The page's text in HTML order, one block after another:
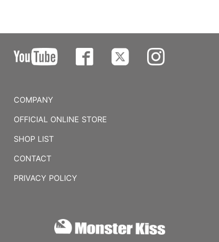
COMPANY
OFFICIAL ONLINE STORE
SHOP LIST
CONTACT
PRIVACY POLICY